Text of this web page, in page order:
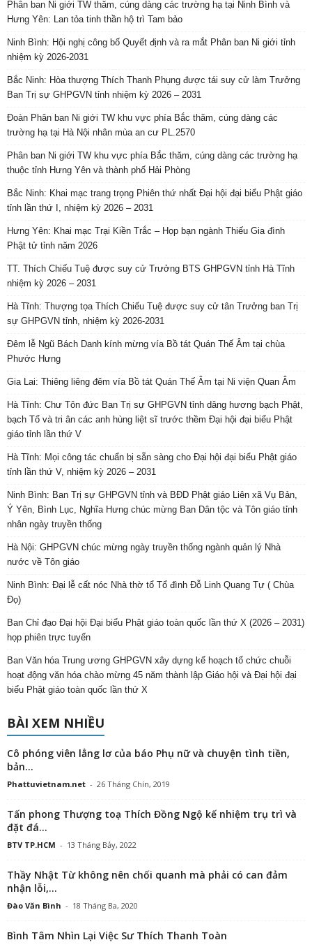
Phân ban Ni giới TW thăm, cúng dàng các trường hạ tại Ninh Bình và
Hưng Yên: Lan tỏa tinh thần hộ trì Tam bảo
Ninh Bình: Hội nghị công bố Quyết định và ra mắt Phân ban Ni giới tỉnh
nhiệm kỳ 2026-2031
Bắc Ninh: Hòa thượng Thích Thanh Phụng được tái suy cử làm Trưởng
Ban Trị sự GHPGVN tỉnh nhiệm kỳ 2026 – 2031
Đoàn Phân ban Ni giới TW khu vực phía Bắc thăm, cúng dàng các
trường hạ tại Hà Nội nhân mùa an cư PL.2570
Phân ban Ni giới TW khu vực phía Bắc thăm, cúng dàng các trường hạ
thuộc tỉnh Hưng Yên và thành phố Hải Phòng
Bắc Ninh: Khai mạc trang trọng Phiên thứ nhất Đại hội đại biểu Phật giáo
tỉnh lần thứ I, nhiệm kỳ 2026 – 2031
Hưng Yên: Khai mạc Trại Kiền Trắc – Họp bạn ngành Thiếu Gia đình
Phật tử tỉnh năm 2026
TT. Thích Chiếu Tuệ được suy cử Trưởng BTS GHPGVN tỉnh Hà Tĩnh
nhiệm kỳ 2026 – 2031
Hà Tĩnh: Thượng tọa Thích Chiếu Tuệ được suy cử tân Trưởng ban Trị
sự GHPGVN tỉnh, nhiệm kỳ 2026-2031
Đêm lễ Ngũ Bách Danh kính mừng vía Bồ tát Quán Thế Âm tại chùa
Phước Hưng
Gia Lai: Thiêng liêng đêm vía Bồ tát Quán Thế Âm tại Ni viện Quan Âm
Hà Tĩnh: Chư Tôn đức Ban Trị sự GHPGVN tỉnh dâng hương bạch Phật,
bạch Tổ và tri ân các anh hùng liệt sĩ trước thềm Đại hội đại biểu Phật
giáo tỉnh lần thứ V
Hà Tĩnh: Mọi công tác chuẩn bị sẵn sàng cho Đại hội đại biểu Phật giáo
tỉnh lần thứ V, nhiệm kỳ 2026 – 2031
Ninh Bình: Ban Trị sự GHPGVN tỉnh và BĐD Phật giáo Liên xã Vụ Bản,
Ý Yên, Bình Lục, Nghĩa Hưng chúc mừng Ban Dân tộc và Tôn giáo tỉnh
nhân ngày truyền thống
Hà Nội: GHPGVN chúc mừng ngày truyền thống ngành quản lý Nhà
nước về Tôn giáo
Ninh Bình: Đại lễ cất nóc Nhà thờ tổ Tổ đình Đỗ Linh Quang Tự ( Chùa
Đọ)
Ban Chỉ đạo Đại hội Đại biểu Phật giáo toàn quốc lần thứ X (2026 – 2031)
họp phiên trực tuyến
Ban Văn hóa Trung ương GHPGVN xây dựng kế hoạch tổ chức chuỗi
hoạt động văn hóa chào mừng 45 năm thành lập Giáo hội và Đại hội đại
biểu Phật giáo toàn quốc lần thứ X
BÀI XEM NHIỀU
Cô phóng viên lẳng lơ của báo Phụ nữ và chuyện tình tiền,
bản...
Phattuvietnam.net - 26 Tháng Chín, 2019
Tấn phong Thượng toạ Thích Đồng Ngộ kế nhiệm trụ trì và
đặt đá...
BTV TP.HCM - 13 Tháng Bảy, 2022
Thầy Nhật Từ không nên chối quanh mà phải có can đảm
nhận lỗi,...
Đào Văn Bình - 18 Tháng Ba, 2020
Bình Tâm Nhìn Lại Việc Sư Thích Thanh Toàn